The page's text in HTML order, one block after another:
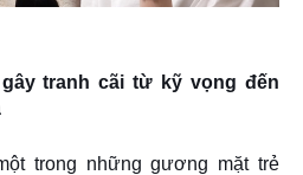
gây tranh cãi từ kỹ vọng đến
trong những gương mặt trẻ